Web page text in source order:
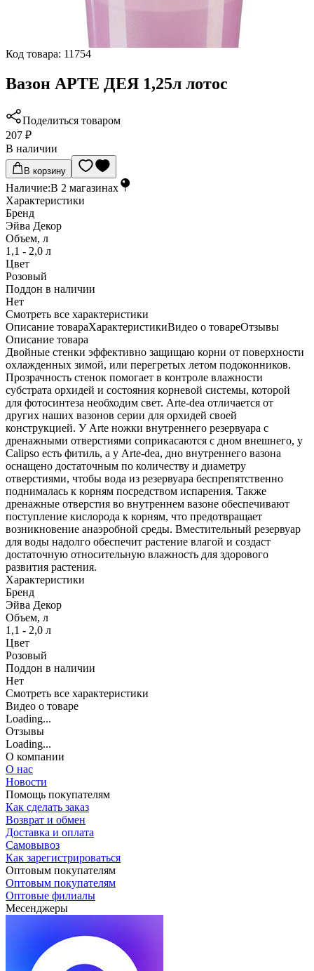
Код товара: 11754
Вазон АРТЕ ДЕЯ 1,25л лотос
Поделиться товаром
207 ₽
В наличии
В корзину
Наличие:В 2 магазинах
Характеристики
Бренд
Эйва Декор
Объем, л
1,1 - 2,0 л
Цвет
Розовый
Поддон в наличии
Нет
Cмотреть все характеристики
Описание товараХарактеристикиВидео о товареОтзывы
Описание товара
Двойные стенки эффективно защищаю корни от поверхности
охлажденных зимой, или перегретых летом подоконников.
Прозрачность стенок помогает в контроле влажности
субстрата орхидей и состояния корневой системы, которой
для фотосинтеза необходим свет. Arte-dea отличается от
других наших вазонов серии для орхидей своей
конструкцией. У Arte ножки внутреннего резервуара с
дренажными отверстиями соприкасаются с дном внешнего, у
Calipso есть фитиль, а у Arte-dea, дно внутреннего вазона
оснащено достаточным по количеству и диаметру
отверстиями, чтобы вода из резервуара беспрепятственно
поднималась к корням посредством испарения. Также
дренажные отверстия во внутреннем вазоне обеспечивают
поступление кислорода к корням, что предотвращает
возникновение анаэробной среды. Вместительный резервуар
для воды надолго обеспечит растение влагой и создаст
достаточную относительную влажность для здорового
развития растения.
Характеристики
Бренд
Эйва Декор
Объем, л
1,1 - 2,0 л
Цвет
Розовый
Поддон в наличии
Нет
Cмотреть все характеристики
Видео о товаре
Loading...
Отзывы
Loading...
О компании
О нас
Новости
Помощь покупателям
Как сделать заказ
Возврат и обмен
Доставка и оплата
Самовывоз
Как зарегистрироваться
Оптовым покупателям
Оптовым покупателям
Оптовые филиалы
Месенджеры